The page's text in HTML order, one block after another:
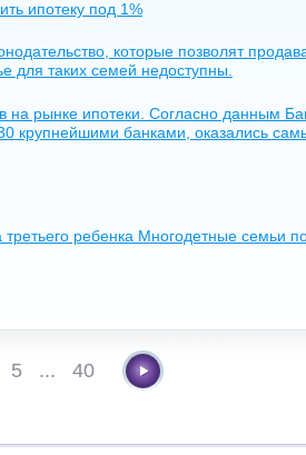
ипотеку под 1%
которые позволят
для таких семей недоступны.
на рынке ипотеки. Согласно данным
крупнейшими банками, оказались
ребенка Многодетные семьи
5 ... 40